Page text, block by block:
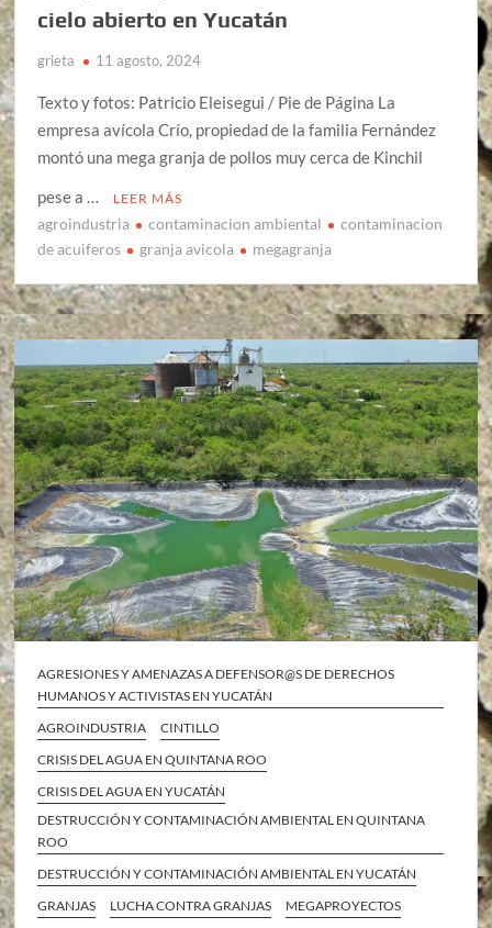
cielo abierto en Yucatán
grieta 11 agosto, 2024
Texto y fotos: Patricio Eleisegui / Pie de Página La
empresa avícola Crío, propiedad de la familia Fernández
montó una mega granja de pollos muy cerca de Kinchil
pese a …
LEER MÁS
agroindustria contaminacion ambiental
contaminacion
de acuiferos
granja avicola megagranja
AGRESIONES Y AMENAZAS A DEFENSOR@S DE DERECHOS
HUMANOS Y ACTIVISTAS EN YUCATÁN
AGROINDUSTRIA
CINTILLO
CRISIS DEL AGUA EN QUINTANA ROO
CRISIS DEL AGUA EN YUCATÁN
DESTRUCCIÓN Y CONTAMINACIÓN AMBIENTAL EN QUINTANA
ROO
DESTRUCCIÓN Y CONTAMINACIÓN AMBIENTAL EN YUCATÁN
GRANJAS
LUCHA CONTRA GRANJAS
MEGAPROYECTOS